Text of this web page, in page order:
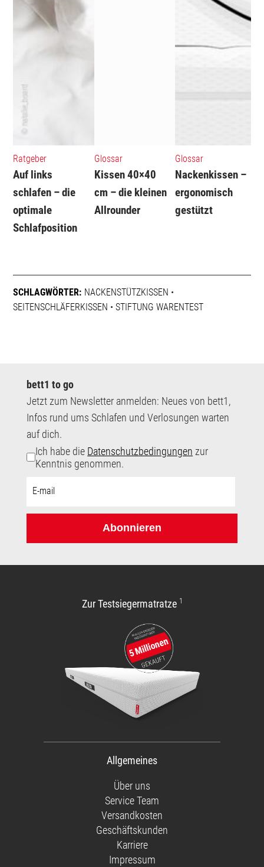
Ratgeber
Auf links
schlafen – die
optimale
Schlafposition
Glossar
Kissen 40×40
cm – die kleinen
Allrounder
Glossar
Nackenkissen –
ergonomisch
gestützt
SCHLAGWÖRTER: NACKENSTÜTZKISSEN •
SEITENSCHLÄFERKISSEN •STIFTUNG WARENTEST
bett1 to go
Jetzt zum Newsletter anmelden: Neues von bett1,
Infos rund ums Schlafen und Verlosungen warten
auf dich.
Ich habe die Datenschutzbedingungen zur
Kenntnis genommen.
Mail-
Abonnieren
Zur Testsiegermatratze 1
Allgemeines
Über uns
Service Team
Versandkosten
Geschäftskunden
Karriere
Impressum